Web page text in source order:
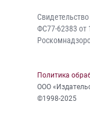
ФС77-62383 от
Политика
ООО
©1998-2025